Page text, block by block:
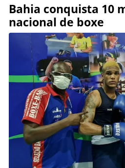
Bahia conquista 10
nacional de boxe